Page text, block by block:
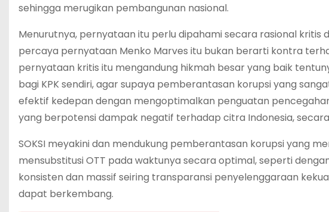
sehingga merugikan pembangunan nasional.
Menurutnya, pernyataan itu perlu dipahami secara rasional kritis
percaya pernyataan Menko Marves itu bukan berarti kontra
pernyataan kritis itu mengandung hikmah besar yang baik
bagi KPK sendiri, agar supaya pemberantasan korupsi yang
efektif kedepan dengan mengoptimalkan penguatan
yang berpotensi dampak negatif terhadap citra Indonesia,
SOKSI meyakini dan mendukung pemberantasan korupsi yang
mensubstitusi OTT pada waktunya secara optimal, seperti
konsisten dan massif seiring transparansi penyelenggaraan
dapat berkembang.